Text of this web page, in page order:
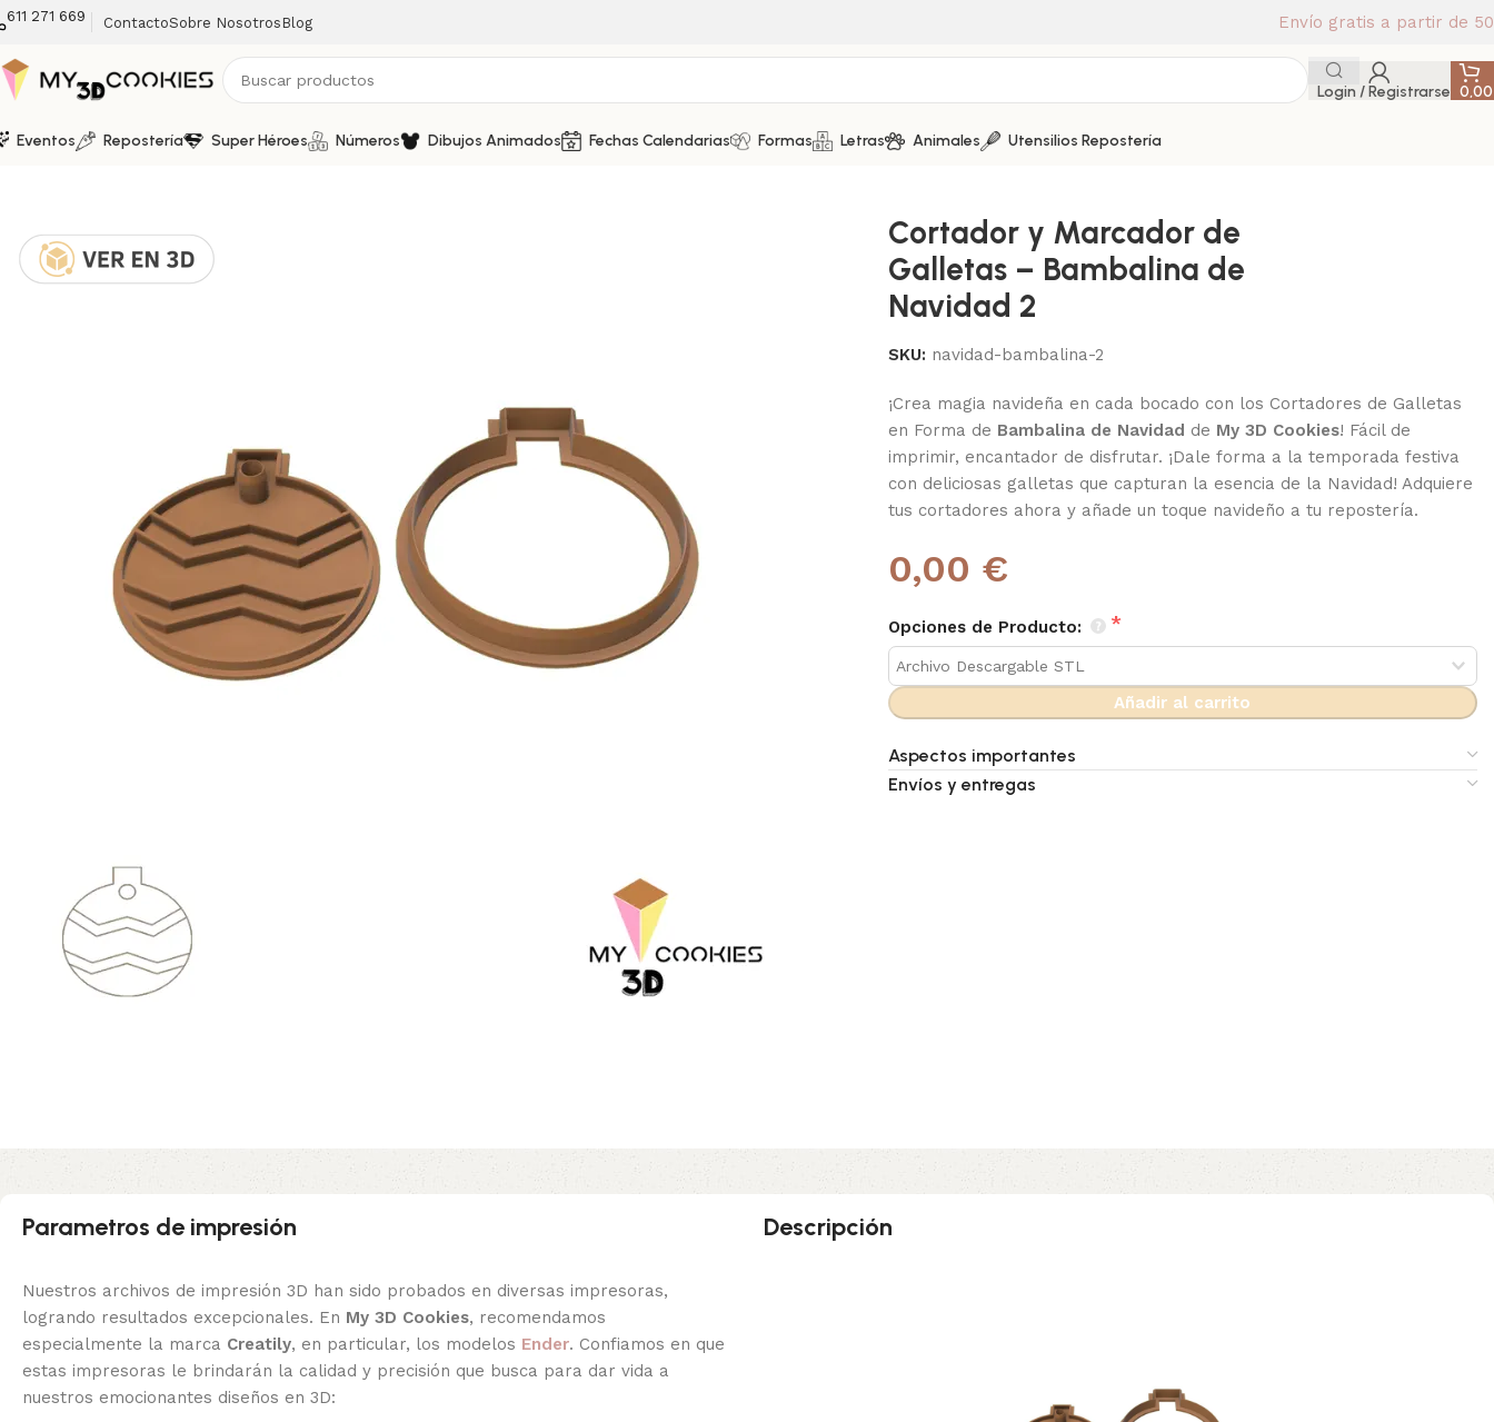
611 271 669 ContactoSobre Nosotros Blog Envío gratis a partir de
Login / Registrarse
Eventos Repostería Super Héroes Números Dibujos Animados Fechas Calendarias Formas Letras Animales Utensilios Repostería
Fechas Calendarias Cortador y Marcador de Galletas – Bambalina de Navidad 2
Cortador y Marcador de
Galletas – Bambalina de
Navidad 2
SKU: navidad-bambalina-2
¡Crea magia navideña en cada bocado con los Cortadores de Galletas
en Forma de Bambalina de Navidad de My 3D Cookies! Fácil de
imprimir, encantador de disfrutar. ¡Dale forma a la temporada festiva
con deliciosas galletas que capturan la esencia de la Navidad! Adquiere
tus cortadores ahora y añade un toque navideño a tu repostería.
0,00 €
Opciones de Producto:
Añadir al carrito
Aspectos importantes
Envíos y entregas
Parametros de impresión
Nuestros archivos de impresión 3D han sido probados en diversas impresoras,
logrando resultados excepcionales. En My 3D Cookies, recomendamos
especialmente la marca Creatily, en particular, los modelos Ender. Confiamos en que
estas impresoras le brindarán la calidad y precisión que busca para dar vida a
nuestros emocionantes diseños en 3D:
Descripción